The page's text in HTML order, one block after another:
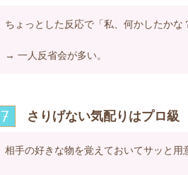
ちょっとした反応で「私、何かしたかな
→ 一人反省会が多い。
7 さりげない気配りはプロ級
相手の好きな物を覚えておいてサッと用